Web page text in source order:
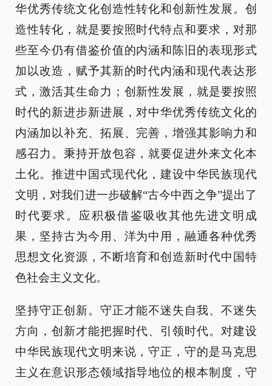
华优秀传统文化创造性转化和创新性发展。创
造性转化，就是要按照时代特点和要求，对那
些至今仍有借鉴价值的内涵和陈旧的表现形式
加以改造，赋予其新的时代内涵和现代表达形
式，激活其生命力；创新性发展，就是要按照
时代的新进步新进展，对中华优秀传统文化的
内涵加以补充、拓展、完善，增强其影响力和
感召力。秉持开放包容，就要促进外来文化本
土化。推进中国式现代化，建设中华民族现代
文明，对我们进一步破解“古今中西之争”提出了
时代要求。应积极借鉴吸收其他先进文明成
果，坚持古为今用、洋为中用，融通各种优秀
思想文化资源，不断培育和创造新时代中国特
色社会主义文化。
坚持守正创新。守正才能不迷失自我、不迷失
方向，创新才能把握时代、引领时代。对建设
中华民族现代文明来说，守正，守的是马克思
主义在意识形态领域指导地位的根本制度，守